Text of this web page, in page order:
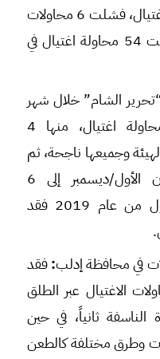
أنه من مجموع 60 محاولة اغتيال، فشلت 6 محاولات
في تحقيق هدفها، بينما نجحت 54 محاولة اغتيال في
الشام” خلال شهر
تشرين الثاني/نوفمبر 12 محاولة اغتيال، منها 4
وجميعها ناجحة، ثم
انخفضت خلال شهر كانون الأول/ديسمبر إلى 6
محاولات، أما في الشهر الأول من عام 2019 فقد
في محافظة إدلب:فقد
الاغتيال عبر الطلق
ثانياً، في حين
وطرق مختلفة كالطعن